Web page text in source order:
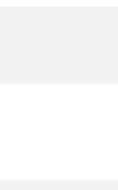
der Zahlung